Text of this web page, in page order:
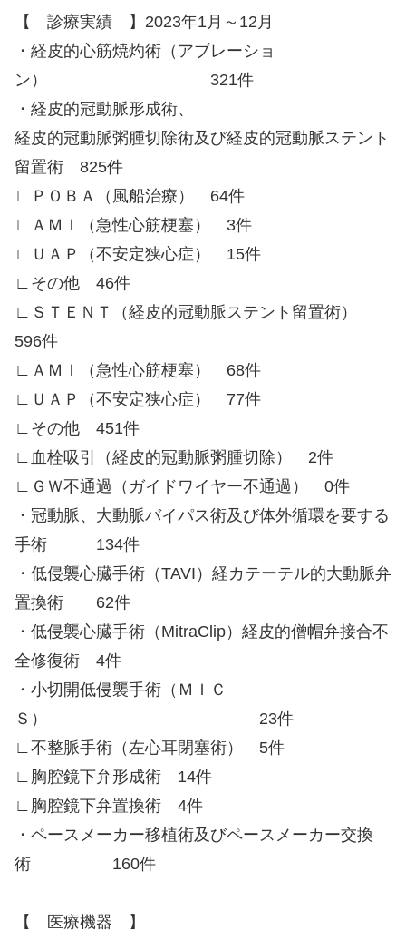
【 診療実績 】2023年1月～12月
・経皮的心筋焼灼術（アブレーショ
ン） 321件
・経皮的冠動脈形成術、
経皮的冠動脈粥腫切除術及び経皮的冠動脈ステント
留置術 825件
∟ＰＯＢＡ（風船治療） 64件
∟ＡＭＩ（急性心筋梗塞） 3件
∟ＵＡＰ（不安定狭心症） 15件
∟その他 46件
∟ＳＴＥＮＴ（経皮的冠動脈ステント留置術）
596件
∟ＡＭＩ（急性心筋梗塞） 68件
∟ＵＡＰ（不安定狭心症） 77件
∟その他 451件
∟血栓吸引（経皮的冠動脈粥腫切除） 2件
∟ＧＷ不通過（ガイドワイヤー不通過） 0件
・冠動脈、大動脈バイパス術及び体外循環を要する
手術 134件
・低侵襲心臓手術（TAVI）経カテーテル的大動脈弁
置換術 62件
・低侵襲心臓手術（MitraClip）経皮的僧帽弁接合不
全修復術 4件
・小切開低侵襲手術（ＭＩＣ
Ｓ） 23件
∟不整脈手術（左心耳閉塞術） 5件
∟胸腔鏡下弁形成術 14件
∟胸腔鏡下弁置換術 4件
・ペースメーカー移植術及びペースメーカー交換
術 160件
【 医療機器 】